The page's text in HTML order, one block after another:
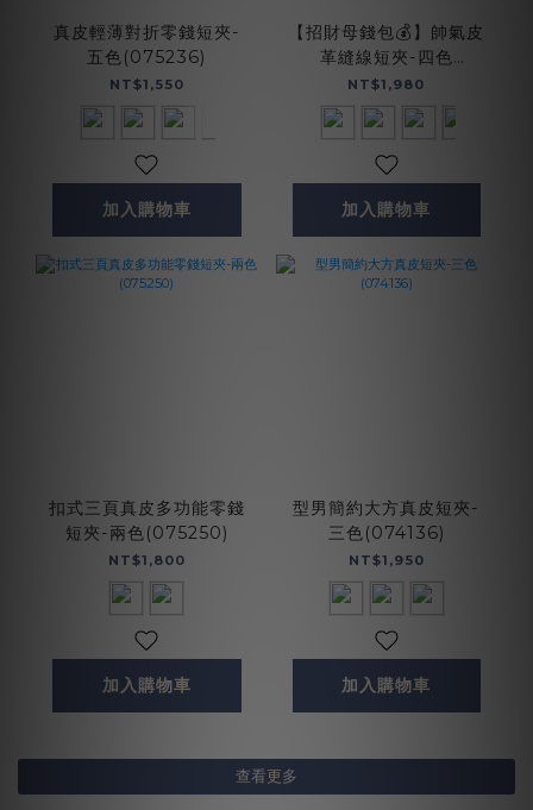
真皮輕薄對折零錢短夾-
五色(075236)
NT$1,550
加入購物車
【招財母錢包💰】帥氣皮
革縫線短夾-四色
(071769)
NT$1,980
加入購物車
扣式三頁真皮多功能零錢
短夾-兩色(075250)
NT$1,800
加入購物車
型男簡約大方真皮短夾-
三色(074136)
NT$1,950
加入購物車
查看更多